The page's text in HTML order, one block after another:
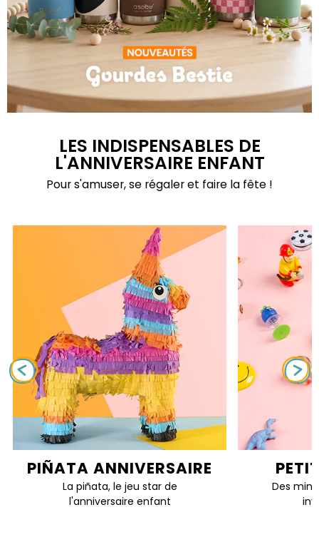
LES INDISPENSABLES DE
L'ANNIVERSAIRE ENFANT
Pour s'amuser, se régaler et faire la fête !
PIÑATA ANNIVERSAIRE
La piñata, le jeu star de
l'anniversaire enfant
Des mini